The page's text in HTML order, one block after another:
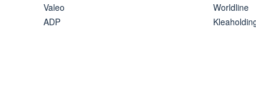
Valeo
ADP
Worldline